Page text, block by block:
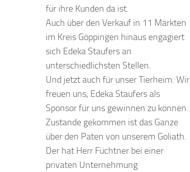
für ihre Kunden da ist.
Auch über den Verkauf in 11 Märkten
im Kreis Göppingen hinaus engagiert
sich Edeka Staufers an
unterschiedlichsten Stellen.
Und jetzt auch für unser Tierheim. Wir
freuen uns, Edeka Staufers als
Sponsor für uns gewinnen zu können.
Zustande gekommen ist das Ganze
über den Paten von unserem Goliath.
Der hat Herr Füchtner bei einer
privaten Unternehmung